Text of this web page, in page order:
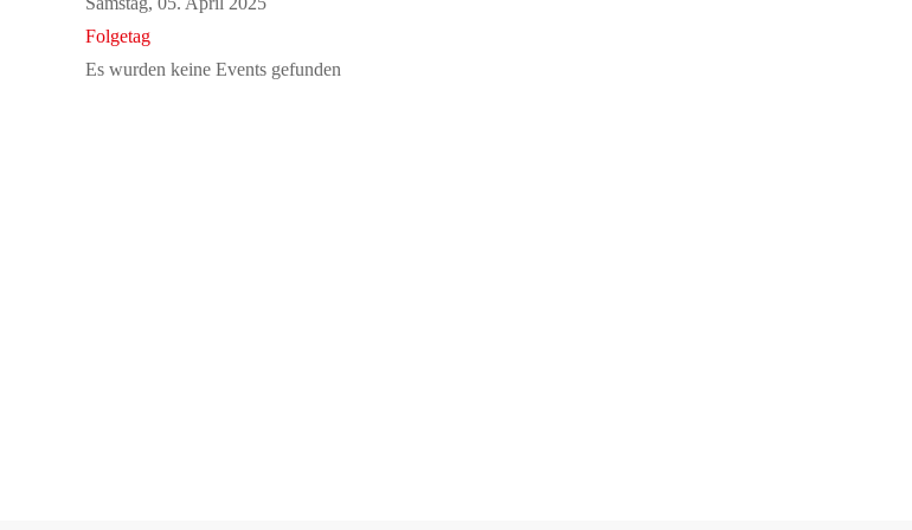
Folgetag
Es wurden keine Events gefunden